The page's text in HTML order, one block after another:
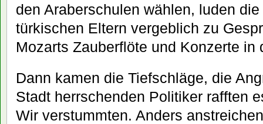
den Araberschulen wählen, luden
türkischen Eltern vergeblich zu
Mozarts Zauberflöte und Konzerte in
Dann kamen die Tiefschläge, die
Stadt herrschenden Politiker rafften
Wir verstummten. Anders